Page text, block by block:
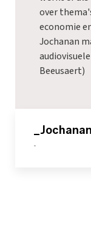
over
economie
Jochanan
Beeusaert)
-